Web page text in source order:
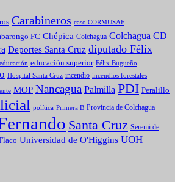
Carabineros caso CORMUSAF
FC Chépica Colchagua Colchagua CD
Deportes Santa Cruz diputado Félix
educación educación superior Félix Bugueño
Hospital Santa Cruz incendio incendios forestales
MOP Nancagua Palmilla PDI Peralillo
política Primera B Provincia de Colchagua
Santa Cruz Seremi de
Universidad de O'Higgins UOH